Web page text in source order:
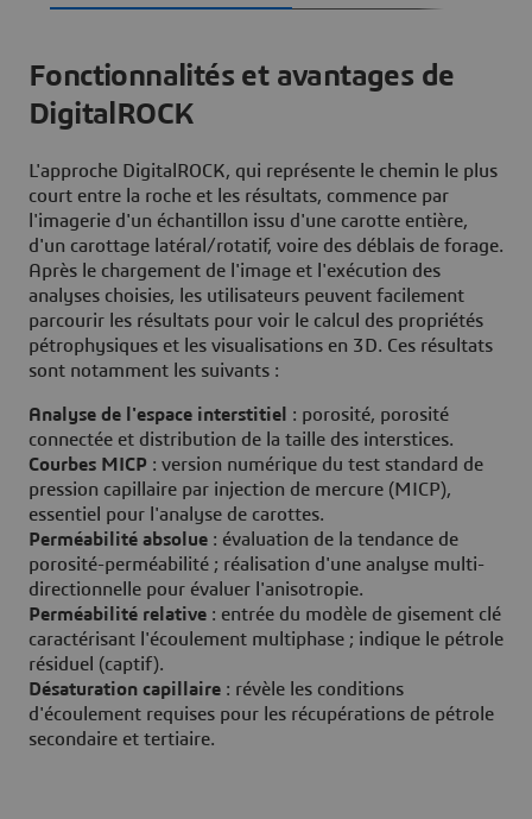
Fonctionnalités et avantages de
DigitalROCK
L'approche DigitalROCK, qui représente le chemin le plus
court entre la roche et les résultats, commence par
l'imagerie d'un échantillon issu d'une carotte entière,
d'un carottage latéral/rotatif, voire des déblais de forage.
Après le chargement de l'image et l'exécution des
analyses choisies, les utilisateurs peuvent facilement
parcourir les résultats pour voir le calcul des propriétés
pétrophysiques et les visualisations en 3D. Ces résultats
sont notamment les suivants :
Analyse de l'espace interstitiel : porosité, porosité
connectée et distribution de la taille des interstices.
Courbes MICP : version numérique du test standard de
pression capillaire par injection de mercure (MICP),
essentiel pour l'analyse de carottes.
Perméabilité absolue : évaluation de la tendance de
porosité-perméabilité ; réalisation d'une analyse multi-
directionnelle pour évaluer l'anisotropie.
Perméabilité relative : entrée du modèle de gisement clé
caractérisant l'écoulement multiphase ; indique le pétrole
résiduel (captif).
Désaturation capillaire : révèle les conditions
d'écoulement requises pour les récupérations de pétrole
secondaire et tertiaire.